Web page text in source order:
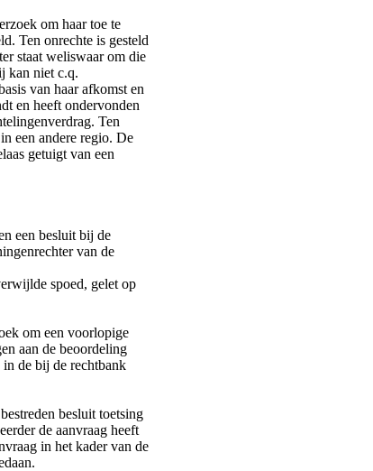
om haar toe te
Ten onrechte is gesteld
staat weliswaar om die
kan niet c.q.
van haar afkomst en
en heeft ondervonden
Ten
een andere regio. De
getuigt van een
een besluit bij de
van de
spoed, gelet op
om een voorlopige
aan de beoordeling
de bij de rechtbank
besluit toetsing
de aanvraag heeft
in het kader van de